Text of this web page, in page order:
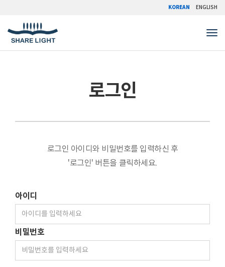
KOREAN ENGLISH
로그인
로그인 아이디와 비밀번호를 입력하신 후
'로그인' 버튼을 클릭하세요.
아이디
비밀번호